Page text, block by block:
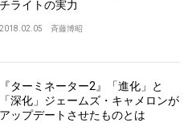
チライトの実力
2018.02.05 斉藤博昭
『ターミネーター2』「進化」と
「深化」ジェームズ・キャメロンが
アップデートさせたものとは